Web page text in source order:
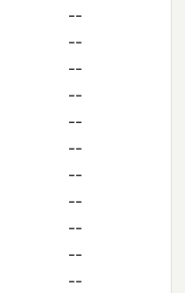
--
--
--
--
--
--
--
--
--
--
--